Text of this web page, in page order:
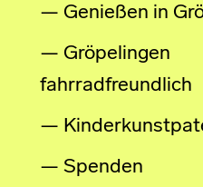
Genießen in
Gröpelingen
fahrradfreundlich
Spenden